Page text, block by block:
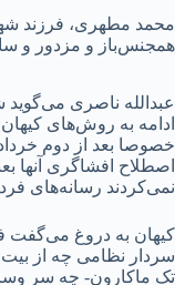
محمد مطهری، فرزند
همجنس‌باز و مزدور و
ادامه به روش‌های
نمی‌کردند رسانه‌های
کیهان به دروغ می‌گفت
سردار نظامی چه از
تک ماکارون- چه سر